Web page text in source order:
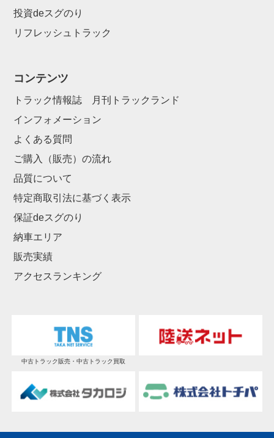
投資deスグのり
リフレッシュトラック
コンテンツ
トラック情報誌 月刊トラックランド
インフォメーション
よくある質問
ご購入（販売）の流れ
品質について
特定商取引法に基づく表示
保証deスグのり
納車エリア
販売実績
アクセスランキング
中古トラック販売・中古トラック買取